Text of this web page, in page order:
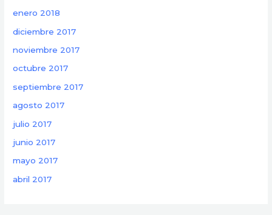
enero 2018
diciembre 2017
noviembre 2017
octubre 2017
septiembre 2017
agosto 2017
julio 2017
junio 2017
mayo 2017
abril 2017